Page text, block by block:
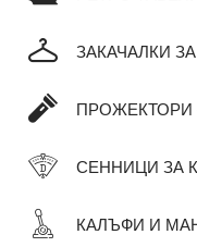
ЗАКАЧАЛКИ
ПРОЖЕКТОРИ
СЕННИЦИ ЗА
КАЛЪФИ И